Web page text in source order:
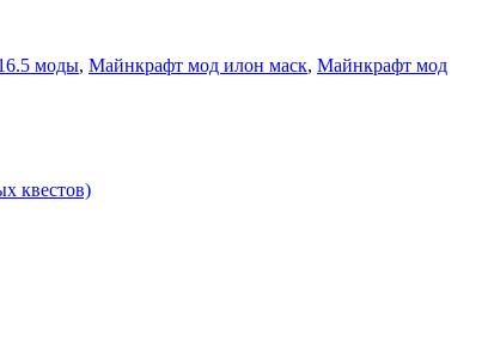
моды, Майнкрафт мод илон маск, Майнкрафт мод
квестов)